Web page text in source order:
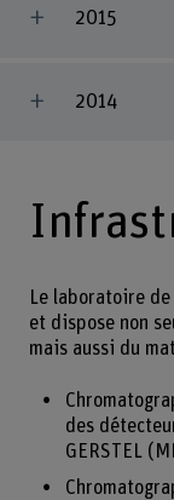
2015
2014
Le laboratoire
et dispose non
mais aussi du
des
GERSTEL